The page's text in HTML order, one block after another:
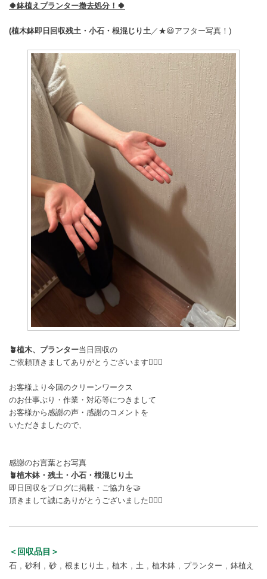
🍀鉢植えプランター撤去処分！🍀
(植木鉢即日回収残土・小石・根混じり土／★😃アフター写真！)
🪴植木、プランター当日回収の
ご依頼頂きましてありがとうございます🙇🏻‍♂️
お客様より今回のクリーンワークス
のお仕事ぶり・作業・対応等につきまして
お客様から感謝の声・感謝のコメントを
いただきましたので、
感謝のお言葉とお写真
🪴植木鉢・ 残土・小石・根混じり土
即日回収をブログに掲載・ご協力を🤝
頂きまして誠にありがとうございました🙇🏻‍♂️
＜回収品目＞
石 砂利 砂 根まじり土 植木 土 植木鉢 プランター 鉢植え